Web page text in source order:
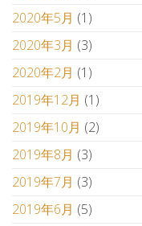
2020年5月 (1)
2020年3月 (3)
2020年2月 (1)
2019年12月 (1)
2019年10月 (2)
2019年8月 (3)
2019年7月 (3)
2019年6月 (5)